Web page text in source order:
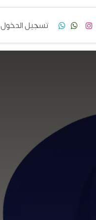
فرع الزرقاء تسجيل الدخول